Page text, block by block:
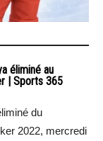
éliminé au
| Sports 365
du
2022, mercredi